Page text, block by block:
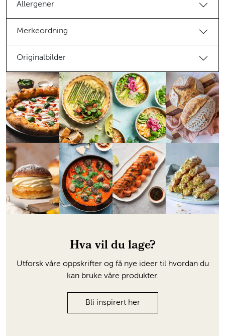
Allergener
Merkeordning
Originalbilder
Hva vil du lage?
Utforsk våre oppskrifter og få nye ideer til hvordan du
kan bruke våre produkter.
Bli inspirert her